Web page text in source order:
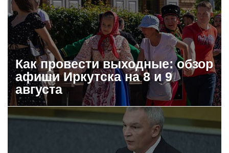
Как провести выходные: обзор
афиши Иркутска на 8 и 9
августа